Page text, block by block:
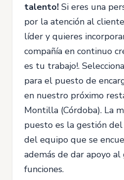
talento! Si eres una
por la atención al
líder y quieres
compañía en continuo
es tu trabajo!.
para el puesto de
en nuestro próximo
Montilla (Córdoba). La
puesto es la gestión
del equipo que se
además de dar apoyo
funciones.